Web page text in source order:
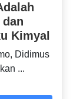
Kimyal
Didimus
...